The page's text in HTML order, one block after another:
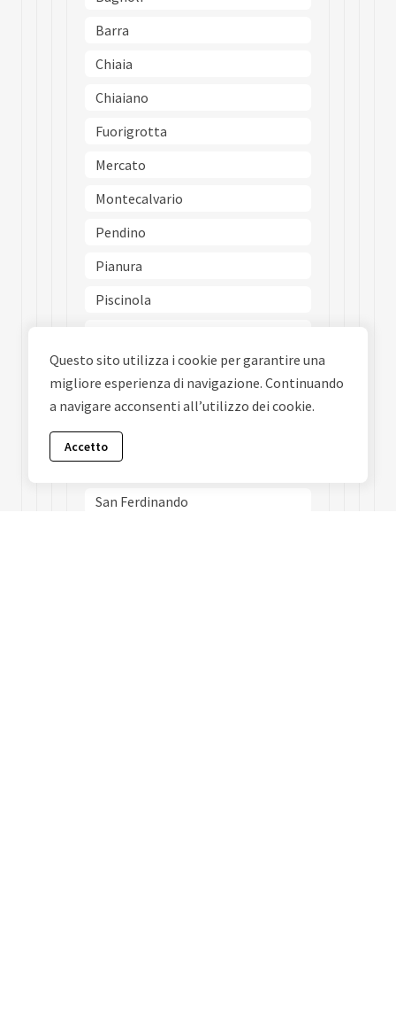
Barra
Chiaia
Chiaiano
Fuorigrotta
Mercato
Montecalvario
Pendino
Pianura
Piscinola
Ponticelli
Porto
Posillipo
San Carlo Allarena
San Ferdinando
Questo sito utilizza i cookie per garantire una
migliore esperienza di navigazione. Continuando
a navigare acconsenti all’utilizzo dei cookie.
Accetto